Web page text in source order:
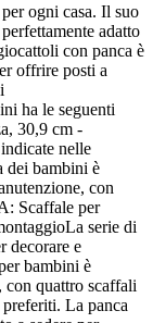
ogni casa. Il suo
adatto
con panca è
offrire posti a
ha le seguenti
30,9 cm -
nelle
dei bambini è
con
Scaffale per
serie di
decorare e
bambini è
quattro scaffali
La panca